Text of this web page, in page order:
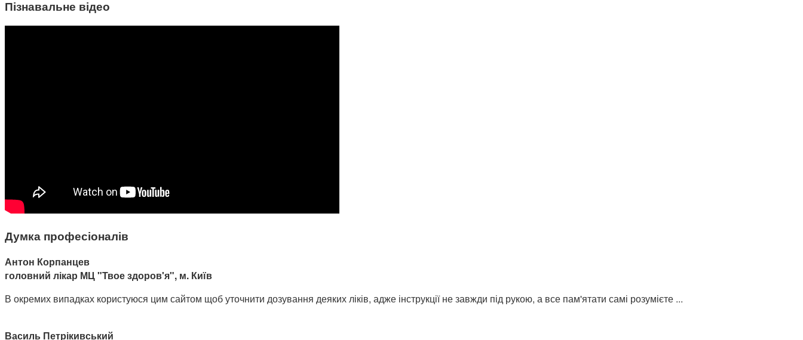
Пізнавальне відео
Думка професіоналів
Антон Корпанцев
головний лікар МЦ "Твое здоров'я", м. Київ
В окремих випадках користуюся цим сайтом щоб уточнити дозування деяких ліків, адже інструкції не завжди під рукою, а все пам'ятати самі розумієте ...
Василь Петрікивський